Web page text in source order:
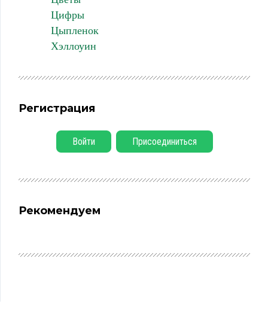
Цифры
Цыпленок
Хэллоуин
Регистрация
Войти Присоединиться
Рекомендуем